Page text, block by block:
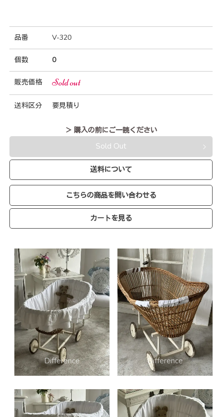
品番 V-320
個数 0
販売価格 Sold out
送料区分 要見積り
＞ 購入の前にご一読ください
Sold Out
送料について
こちらの商品を問い合わせる
カートを見る